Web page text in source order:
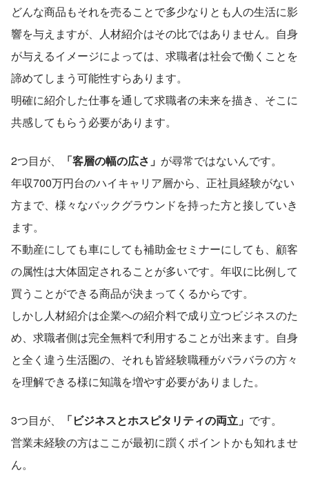
どんな商品もそれを売ることで多少なりとも人の生活に影
響を与えますが、人材紹介はその比ではありません。自身
が与えるイメージによっては、求職者は社会で働くことを
諦めてしまう可能性すらあります。
明確に紹介した仕事を通して求職者の未来を描き、そこに
共感してもらう必要があります。
2つ目が、 「客層の幅の広さ」 が尋常ではないんです。
年収700万円台のハイキャリア層から、正社員経験がない
方まで、様々なバックグラウンドを持った方と接していき
ます。
不動産にしても車にしても補助金セミナーにしても、顧客
の属性は大体固定されることが多いです。年収に比例して
買うことができる商品が決まってくるからです。
しかし人材紹介は企業への紹介料で成り立つビジネスのた
め、求職者側は完全無料で利用することが出来ます。自身
と全く違う生活圏の、それも皆経験職種がバラバラの方々
を理解できる様に知識を増やす必要がありました。
3つ目が、 「ビジネスとホスピタリティの両立」 です。
営業未経験の方はここが最初に躓くポイントかも知れませ
ん。